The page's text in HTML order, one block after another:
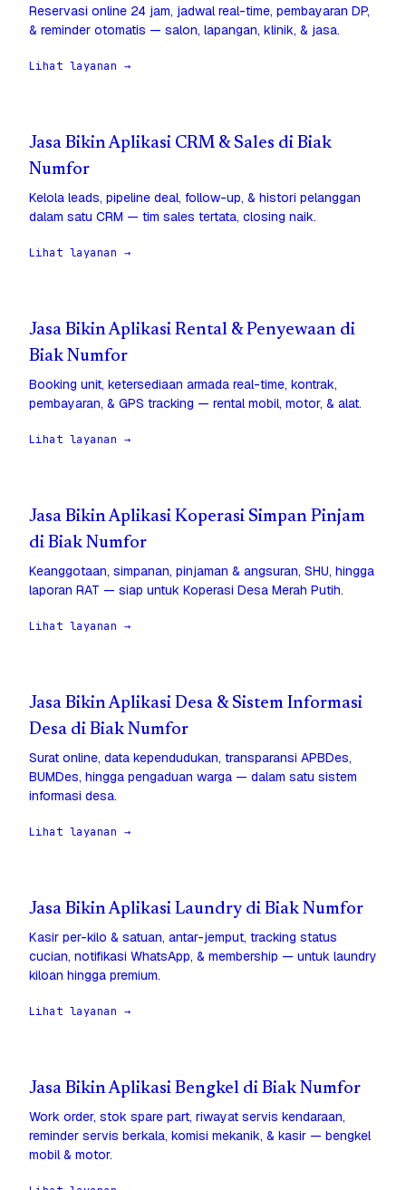
Reservasi online 24 jam, jadwal real-time, pembayaran DP,
& reminder otomatis — salon, lapangan, klinik, & jasa.
Lihat layanan →
Jasa Bikin Aplikasi CRM & Sales di Biak
Numfor
Kelola leads, pipeline deal, follow-up, & histori pelanggan
dalam satu CRM — tim sales tertata, closing naik.
Lihat layanan →
Jasa Bikin Aplikasi Rental & Penyewaan di
Biak Numfor
Booking unit, ketersediaan armada real-time, kontrak,
pembayaran, & GPS tracking — rental mobil, motor, & alat.
Lihat layanan →
Jasa Bikin Aplikasi Koperasi Simpan Pinjam
di Biak Numfor
Keanggotaan, simpanan, pinjaman & angsuran, SHU, hingga
laporan RAT — siap untuk Koperasi Desa Merah Putih.
Lihat layanan →
Jasa Bikin Aplikasi Desa & Sistem Informasi
Desa di Biak Numfor
Surat online, data kependudukan, transparansi APBDes,
BUMDes, hingga pengaduan warga — dalam satu sistem
informasi desa.
Lihat layanan →
Jasa Bikin Aplikasi Laundry di Biak Numfor
Kasir per-kilo & satuan, antar-jemput, tracking status
cucian, notifikasi WhatsApp, & membership — untuk laundry
kiloan hingga premium.
Lihat layanan →
Jasa Bikin Aplikasi Bengkel di Biak Numfor
Work order, stok spare part, riwayat servis kendaraan,
reminder servis berkala, komisi mekanik, & kasir — bengkel
mobil & motor.